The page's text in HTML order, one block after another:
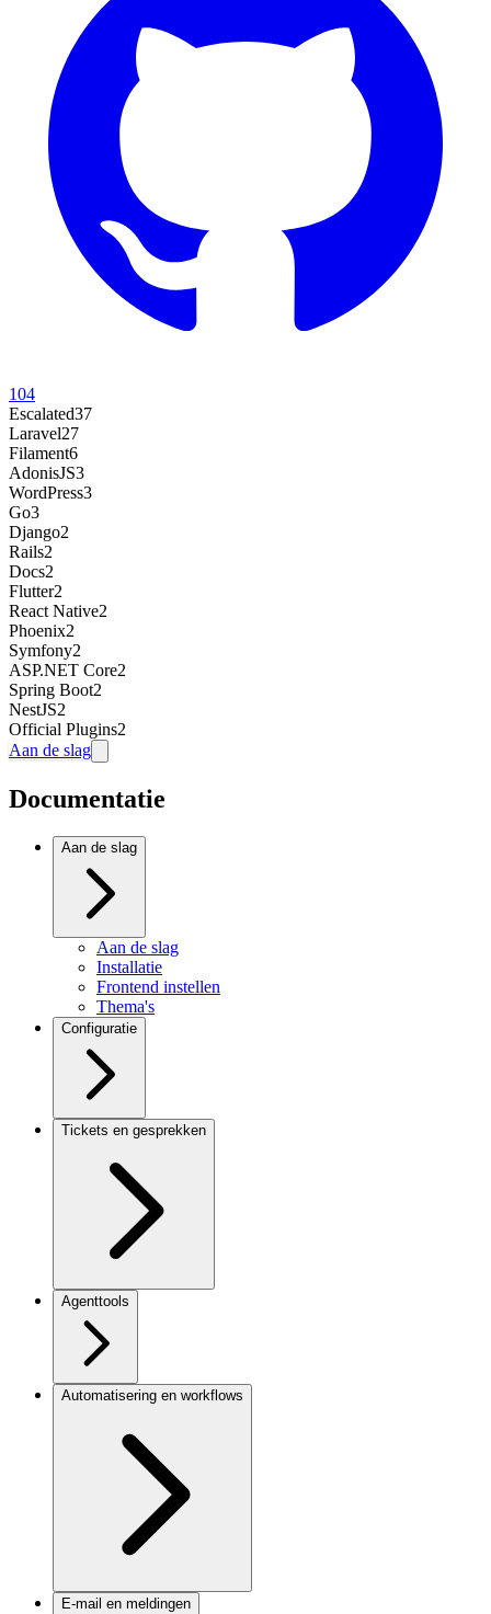
104
Escalated37
Laravel27
Filament6
AdonisJS3
WordPress3
Go3
Django2
Rails2
Docs2
Flutter2
React Native2
Phoenix2
Symfony2
ASP.NET Core2
Spring Boot2
NestJS2
Official Plugins2
Aan de slag
Documentatie
Aan de slag
Aan de slag
Installatie
Frontend instellen
Thema's
Configuratie
Tickets en gesprekken
Agenttools
Automatisering en workflows
E-mail en meldingen